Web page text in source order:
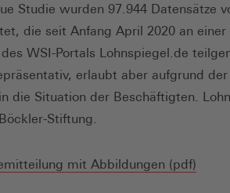
Studie wurden 97.944 Datensätze
die seit Anfang April 2020 an
WSI-Portals Lohnspiegel.de
erlaubt aber aufgrund
die Situation der Beschäftigten.
Stiftung.
mit Abbildungen (pdf)